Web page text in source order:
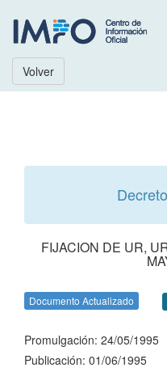
Volver
Decreto
FIJACION DE UR,
Documento Actualizado
Promulgación: 24/05/1995
Publicación: 01/06/1995